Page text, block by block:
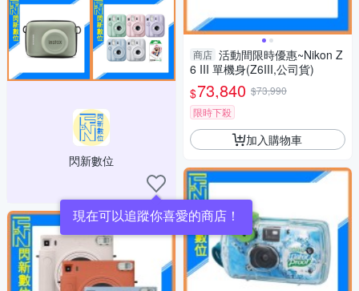
閃新數位
現在可以追蹤你喜愛的商店！
商店 活動間限時優惠~Nikon Z
6 III 單機身(Z6III,公司貨)
$73,840 $73,990
限時下殺
加入購物車